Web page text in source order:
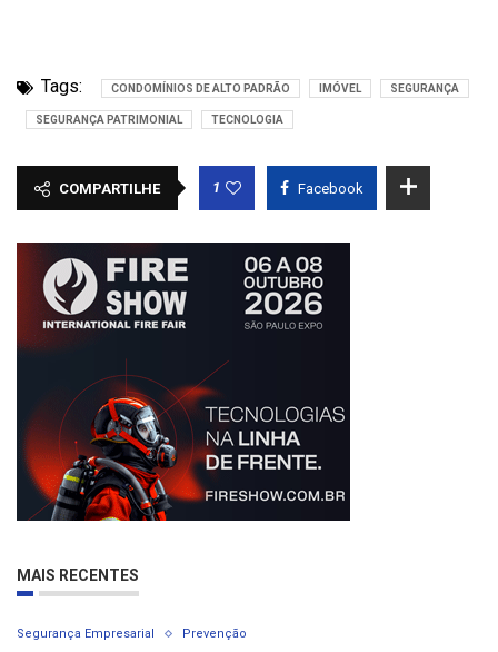
Tags: CONDOMÍNIOS DE ALTO PADRÃO IMÓVEL SEGURANÇA
SEGURANÇA PATRIMONIAL TECNOLOGIA
COMPARTILHE 1 Facebook
MAIS RECENTES
Segurança Empresarial Prevenção